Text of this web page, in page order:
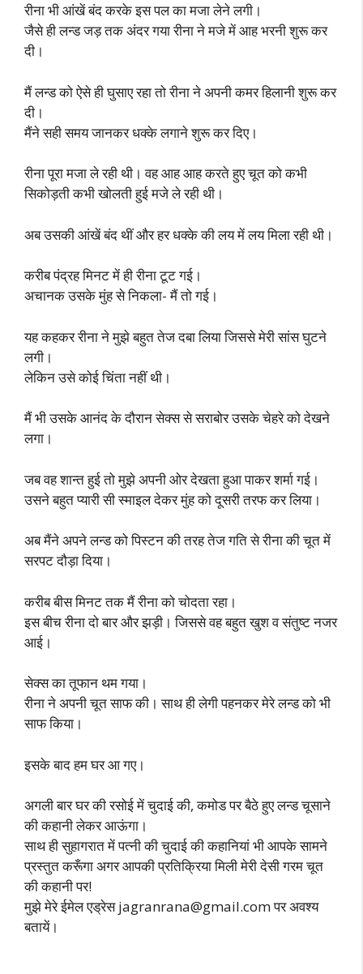
रीना भी आंखें बंद करके इस पल का मजा लेने लगी।
जैसे ही लन्ड जड़ तक अंदर गया रीना ने मजे में आह भरनी शुरू कर
दी।
मैं लन्ड को ऐसे ही घुसाए रहा तो रीना ने अपनी कमर हिलानी शुरू कर
दी।
मैंने सही समय जानकर धक्के लगाने शुरू कर दिए।
रीना पूरा मजा ले रही थी। वह आह आह करते हुए चूत को कभी
सिकोड़ती कभी खोलती हुई मजे ले रही थी।
अब उसकी आंखें बंद थीं और हर धक्के की लय में लय मिला रही थी।
करीब पंद्रह मिनट में ही रीना टूट गई।
अचानक उसके मुंह से निकला- मैं तो गई।
यह कहकर रीना ने मुझे बहुत तेज दबा लिया जिससे मेरी सांस घुटने
लगी।
लेकिन उसे कोई चिंता नहीं थी।
मैं भी उसके आनंद के दौरान सेक्स से सराबोर उसके चेहरे को देखने
लगा।
जब वह शान्त हुई तो मुझे अपनी ओर देखता हुआ पाकर शर्मा गई।
उसने बहुत प्यारी सी स्माइल देकर मुंह को दूसरी तरफ कर लिया।
अब मैंने अपने लन्ड को पिस्टन की तरह तेज गति से रीना की चूत में
सरपट दौड़ा दिया।
करीब बीस मिनट तक मैं रीना को चोदता रहा।
इस बीच रीना दो बार और झड़ी। जिससे वह बहुत खुश व संतुष्ट नजर
आई।
सेक्स का तूफान थम गया।
रीना ने अपनी चूत साफ की। साथ ही लेगी पहनकर मेरे लन्ड को भी
साफ किया।
इसके बाद हम घर आ गए।
अगली बार घर की रसोई में चुदाई की, कमोड पर बैठे हुए लन्ड चूसाने
की कहानी लेकर आऊंगा।
साथ ही सुहागरात में पत्नी की चुदाई की कहानियां भी आपके सामने
प्रस्तुत करूँगा अगर आपकी प्रतिक्रिया मिली मेरी देसी गरम चूत
की कहानी पर!
मुझे मेरे ईमेल एड्रेसjagranrana@gmail.comपर अवश्य
बतायें।